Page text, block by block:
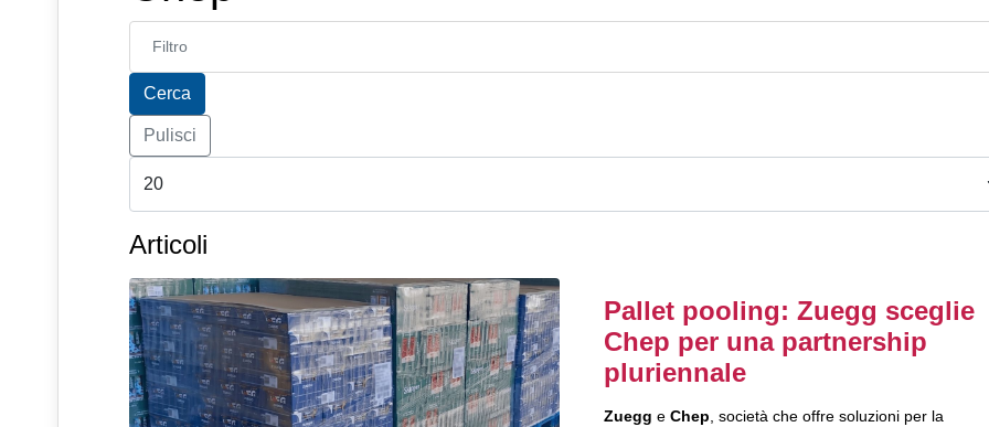
Inserisci parte del titolo
Cerca
Pulisci
Articoli
Pallet pooling: Zuegg sceglie
Chep per una partnership
pluriennale
Zuegg e Chep, società che offre soluzioni per la